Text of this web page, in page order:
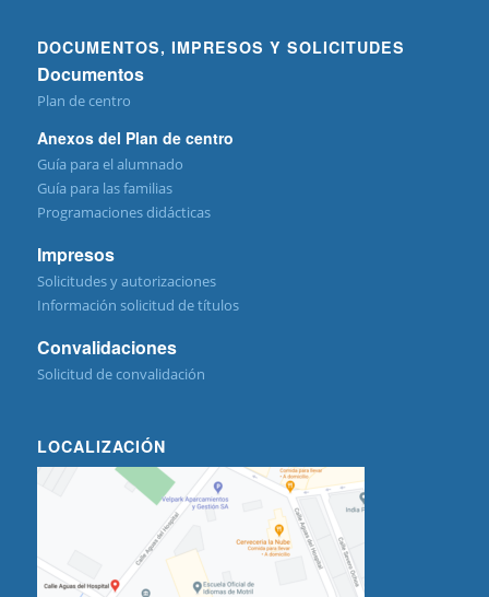
DOCUMENTOS, IMPRESOS Y SOLICITUDES
Documentos
Plan de centro
Anexos del Plan de centro
Guía para el alumnado
Guía para las familias
Programaciones didácticas
Impresos
Solicitudes y autorizaciones
Información solicitud de títulos
Convalidaciones
Solicitud de convalidación
LOCALIZACIÓN